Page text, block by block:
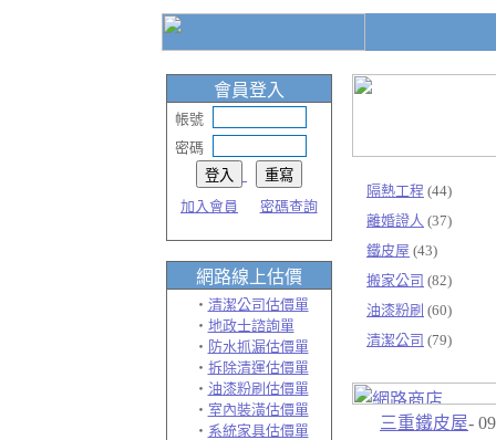
會員登入
帳號
密碼
加入會員 密碼查詢
網路線上估價
‧ 清潔公司估價單
‧ 地政士諮詢單
‧ 防水抓漏估價單
‧ 拆除清運估價單
‧ 油漆粉刷估價單
‧ 室內裝潢估價單
‧ 系統家具估價單
隔熱工程 (44)
離婚證人 (37)
鐵皮屋 (43)
搬家公司 (82)
油漆粉刷 (60)
清潔公司 (79)
三重鐵皮屋-